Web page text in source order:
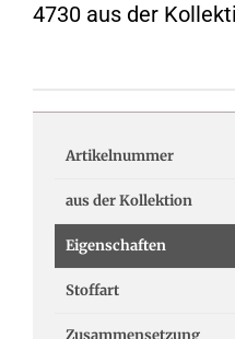
4730 aus der
Artikelnummer
aus der Kollektion
Eigenschaften
Stoffart